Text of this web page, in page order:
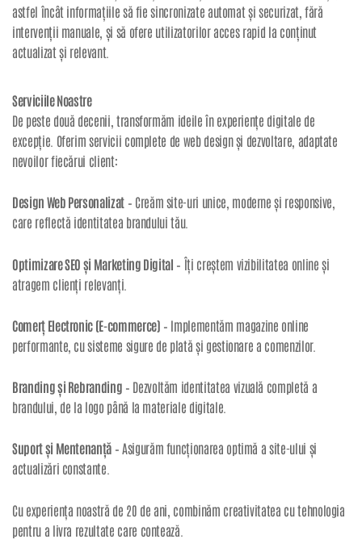
astfel încât informațiile să fie sincronizate automat și securizat, fără
intervenții manuale, și să ofere utilizatorilor acces rapid la conținut
actualizat și relevant.
Serviciile Noastre
De peste două decenii, transformăm ideile în experiențe digitale de
excepție. Oferim servicii complete de web design și dezvoltare, adaptate
nevoilor fiecărui client:
Design Web Personalizat– Creăm site-uri unice, moderne și responsive,
care reflectă identitatea brandului tău.
Optimizare SEO și Marketing Digital – Îți creștem vizibilitatea online și
atragem clienți relevanți.
Comerț Electronic (E-commerce) – Implementăm magazine online
performante, cu sisteme sigure de plată și gestionare a comenzilor.
Branding și Rebranding – Dezvoltăm identitatea vizuală completă a
brandului, de la logo până la materiale digitale.
Suport și Mentenanță – Asigurăm funcționarea optimă a site-ului și
actualizări constante.
Cu experiența noastră de 20 de ani, combinăm creativitatea cu tehnologia
pentru a livra rezultate care contează.